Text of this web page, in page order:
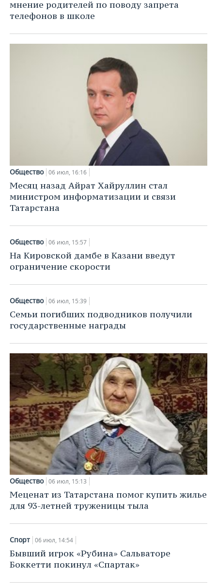
мнение родителей по поводу запрета
телефонов в школе
Общество 06 июл, 16:16
Месяц назад Айрат Хайруллин стал
министром информатизации и связи
Татарстана
Общество 06 июл, 15:57
На Кировской дамбе в Казани введут
ограничение скорости
Общество 06 июл, 15:39
Семьи погибших подводников получили
государственные награды
Общество 06 июл, 15:13
Меценат из Татарстана помог купить жилье
для 93-летней труженицы тыла
Спорт 06 июл, 14:54
Бывший игрок «Рубина» Сальваторе
Боккетти покинул «Спартак»